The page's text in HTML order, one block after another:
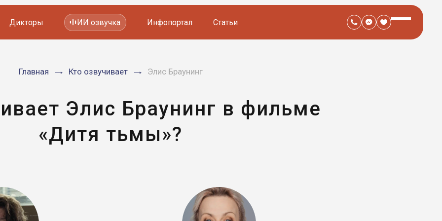
Мультфильмов
Дикторы ИИ озвучка Инфопортал Статьи
Главная Кто озвучивает Элис Браунинг
Элис Браунинг в фильме
«Дитя тьмы»?